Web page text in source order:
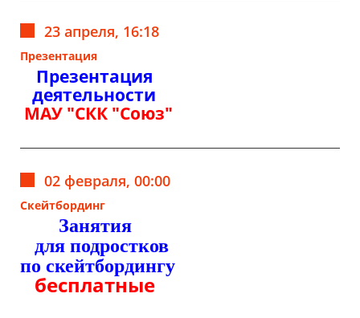
23 апреля, 16:18
Презентация
Презентация
деятельности
МАУ "СКК "Союз"
02 февраля, 00:00
Скейтбординг
Занятия
для подростков
по скейтбордингу
бесплатные